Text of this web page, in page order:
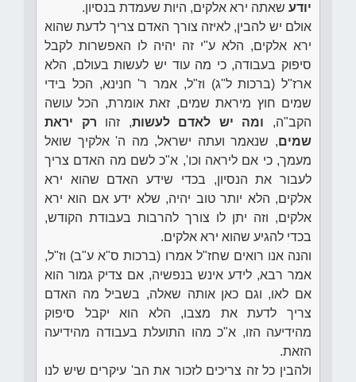
יודע שאתה ירא אלקים, היות שעמדת בנסיון.
אולם יש להבין, לאיזה צורך האדם צריך לדעת שהוא
ירא אלקים, הלא ע"י זה יהיה לו האפשרות לקבל
סיפוק בעבודה, כי מה עוד יש לעשות בעולם, הלא
ארז"ל (ברכות ל"ג) וז"ל, אמר ר' חנינא, הכל בידי
שמים חוץ מיראת שמים, זאת אומרת, הכל עושה
הקב"ה, ומה יש לאדם לעשות, זהו רק יראת
שמים, שנאמר ועתה ישראל, מה ה' אלקיך שואל
מעמך, כי אם ליראה וכו', א"כ לשם מה האדם צריך
לעבור את הנסיון, בכדי שידע האדם שהוא ירא
אלקים, הלא יותר טוב יהיה, שלא ידע אם הוא ירא
אלקים, וזה יתן לו צורך להרבות בעבודת הקודש,
בכדי להגיע שהוא ירא אלקים.
והנה אנו רואים שחז"ל אמרו (ברכות ס"א ע"ב) וז"ל,
אמר רבא, לידע אינש בנפשיה, אם צדיק גמור הוא
אם לאו, וגם כאן אותה שאלה, בשביל מה האדם
צריך לדעת את מצבו, הלא הוא יקבל סיפוק
מהידיעה הזו, א"כ מהו התועלת בעבודה מהידיעה
הזאת.
ולהבין כל זה צריכים לזכור את הב' עיקרים שיש לנו